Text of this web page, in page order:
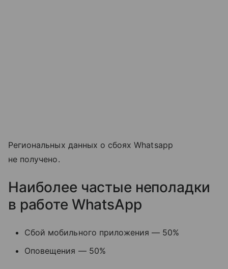
Региональных данных о сбоях Whatsapp
не получено.
Наиболее частые неполадки
в работе WhatsApp
Сбой мобильного приложения — 50%
Оповещения — 50%